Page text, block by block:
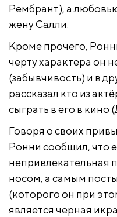
Рембрант), а
жену Салли.
Кроме прочего,
черту характера он
(забывчивость) и в
рассказал кто из
сыграть в его в кино
Говоря о своих
Ронни сообщил, что
непривлекательная
носом, а самым
(которого он при
является черная